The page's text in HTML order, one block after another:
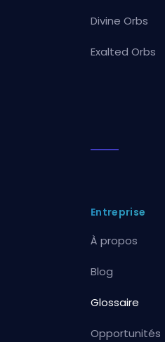
Divine Orbs
Exalted Orbs
Entreprise
À propos
Blog
Glossaire
Opportunités